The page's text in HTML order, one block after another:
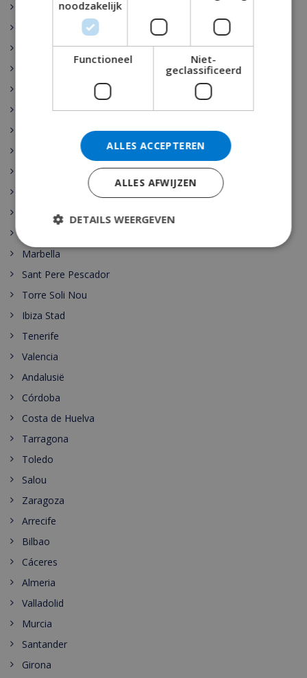
Sant Josep de sa Talaia
Vidreres
Santa Cristina de Aro
Pollensa
Cala Vadella
Marbella
Sant Pere Pescador
Torre Soli Nou
Ibiza Stad
Tenerife
Valencia
Andalusië
Córdoba
Costa de Huelva
Tarragona
Toledo
Salou
Zaragoza
Arrecife
Bilbao
Cáceres
Almeria
Valladolid
Murcia
Santander
Girona
noodzakelijk
Functioneel
Niet-
geclassificeerd
ALLES ACCEPTEREN
ALLES AFWIJZEN
DETAILS WEERGEVEN